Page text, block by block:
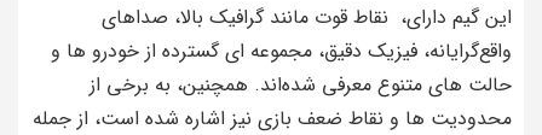
این گیم دارای، نقاط قوت مانند گرافیک بالا، صداهای
واقع‌گرایانه، فیزیک دقیق، مجموعه‌ ای گسترده از خودرو ها و
حالت‌ های متنوع معرفی شده‌اند. همچنین، به برخی از
محدودیت‌ ها و نقاط ضعف بازی نیز اشاره شده است، از جمله